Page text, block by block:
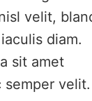
velit,
diam.
sit amet
semper velit.